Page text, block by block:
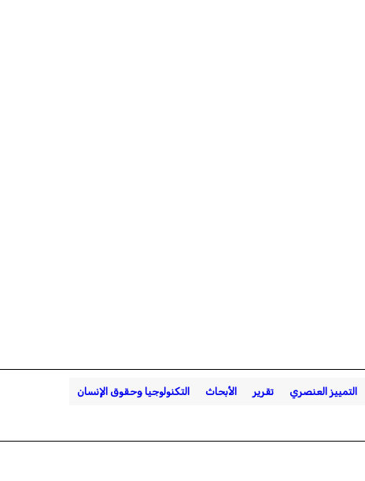
التمييز العنصري تقرير الأبحاث التكنولوجيا وحقوق الإنسان